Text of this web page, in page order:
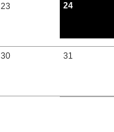
23 24
30 31